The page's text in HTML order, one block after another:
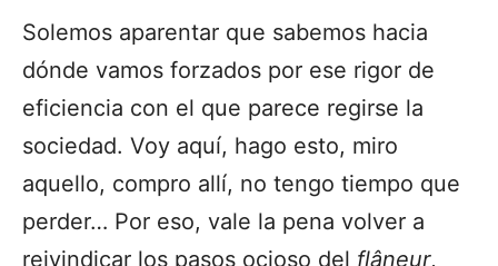
Solemos aparentar que sabemos hacia
dónde vamos forzados por ese rigor de
eficiencia con el que parece regirse la
sociedad. Voy aquí, hago esto, miro
aquello, compro allí, no tengo tiempo que
perder… Por eso, vale la pena volver a
reivindicar los pasos ocioso del flâneur,